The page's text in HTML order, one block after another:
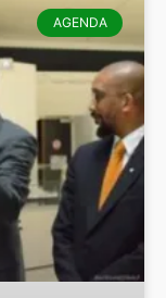
AGENDA